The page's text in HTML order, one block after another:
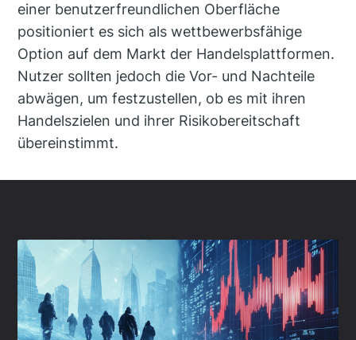
einer benutzerfreundlichen Oberfläche
positioniert es sich als wettbewerbsfähige
Option auf dem Markt der Handelsplattformen.
Nutzer sollten jedoch die Vor- und Nachteile
abwägen, um festzustellen, ob es mit ihren
Handelszielen und ihrer Risikobereitschaft
übereinstimmt.